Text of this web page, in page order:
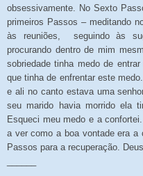
obsessivamente. No Sexto
primeiros Passos – meditando
às reuniões, seguindo às
procurando dentro de mim
sobriedade tinha medo de
que tinha de enfrentar este
e ali no canto estava uma
seu marido havia morrido ela
Esqueci meu medo e a
a ver como a boa vontade era a
Passos para a recuperação.